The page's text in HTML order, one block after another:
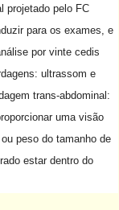
projetado pelo FC
para os exames, e
por vinte cedis
ultrassom e
trans-abdominal:
uma visão
peso do tamanho de
estar dentro do